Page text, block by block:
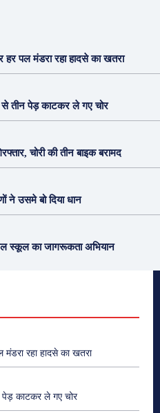
पल मंडरा रहा हादसे का खतरा
से तीन पेड़ काटकर ले गए चोर
चोरी की तीन बाइक बरामद
ने उसमे बो दिया धान
स्कूल का जागरूकता अभियान
रहा हादसे का खतरा
पेड़ काटकर ले गए चोर